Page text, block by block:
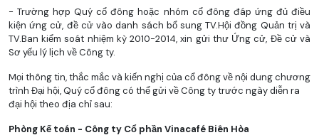
- Trường hợp Quý cổ đông hoặc nhóm cổ đông đáp ứng đủ điều
kiện ứng cử, đề cử vào danh sách bổ sung TV.Hội đồng Quản trị và
TV.Ban kiểm soát nhiệm kỳ 2010-2014, xin gửi thư Ứng cử, Đề cử và
Sơ yếu lý lịch về Công ty.
Mọi thông tin, thắc mắc và kiến nghị của cổ đông về nội dung chương
trình Đại hội, Quý cổ đông có thể gửi về Công ty trước ngày diễn ra
đại hội theo địa chỉ sau:
Phòng Kế toán - Công ty Cổ phần Vinacafé Biên Hòa